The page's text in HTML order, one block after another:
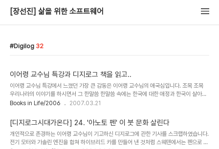
[장선진] 삶을 위한 소프트웨어
Digilog 32
이어령 교수님 특강과 디지로그 책을 읽고..
이어령 교수님 특강에서 느꼈던 가장 큰 감동은 이어령 교수님의 애국심입니다. 조목 조목
우리나라의 이야기를 하시면서 그 한말씀 한말씀 속에는 한국에 대한 애정과 한국이 살아갈
수 있도록 하기위한 애닮은 걱정이 숨어 있었습니다. 이 나라가 지금 이렇게 일어섰지만, 곧
야할 것들이 무었인지 알려야겠다는 열정.. 디지로그를 통하여 우리에게 잊고있었던 한국적
인 정서와 디지털 세계에 앞장설 수 있는 무한한 잠재력을 일깨워 주시는 애정.. 저는 이어령
교수님의 특강을 들으면서 그분의 정을 느낄 수가 있었습니다. 마치 할아버지가 손자를 바라
보는 듯한 정을.. 그 정을 이어령 교수님의 디지로그 책에서도 느꼈습니다. 한국을 사랑하는..
Books in Life/2006 2007.03.21
[디지로그시대가온다] 24. '아노토 펜' 이 붓 문화 살린다
개인적으로 존경하는 이어령 교수님이 기고하신 디지로그에 관한 기사를 스크랩하였습니다.
전기 모터와 가솔린 엔진을 합쳐 하이브리드 카를 만들어 낸 것처럼 스웨덴에서는 펜으로 쓴